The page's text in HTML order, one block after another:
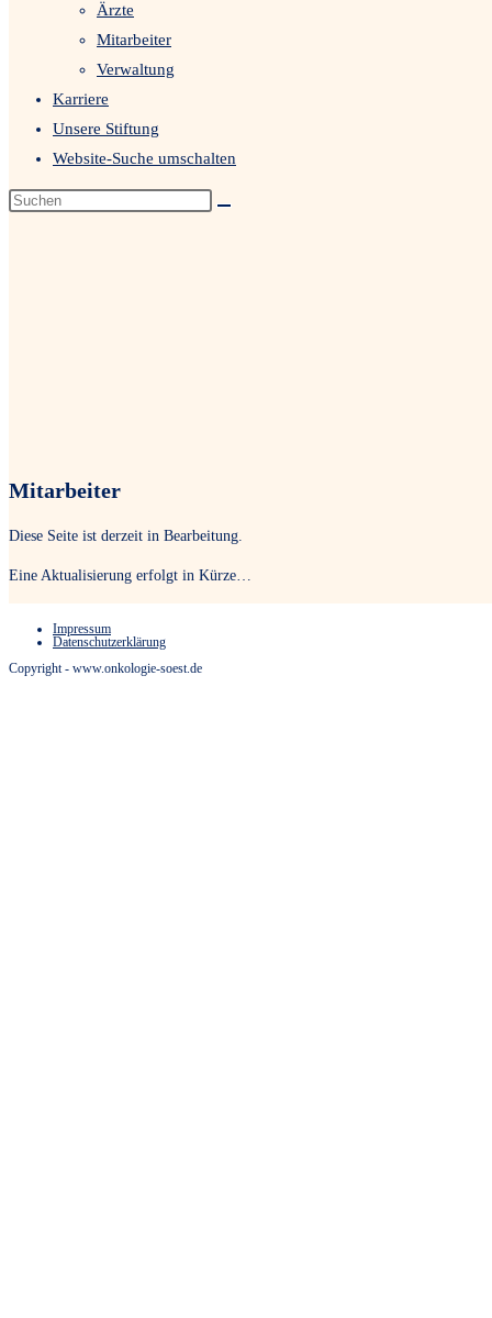
Ärzte
Mitarbeiter
Verwaltung
Karriere
Unsere Stiftung
Website-Suche umschalten
Mitarbeiter
Diese Seite ist derzeit in Bearbeitung.
Eine Aktualisierung erfolgt in Kürze…
Impressum
Datenschutzerklärung
Copyright - www.onkologie-soest.de